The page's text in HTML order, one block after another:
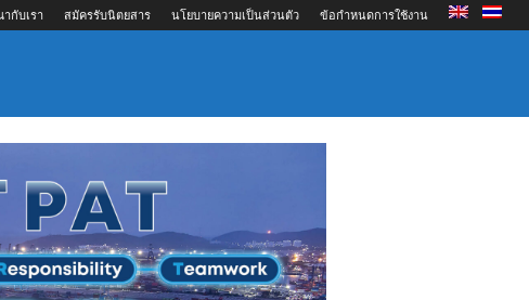
กับเรา สมัครรับนิตยสาร นโยบายความเป็นส่วนตัว ข้อกำหนดการใช้งาน